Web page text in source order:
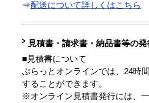
⇒配送について詳しくはこちら
見積書・請求書・納品書等の
■見積書について
ぷらっとオンラインでは、24時
することができます。
※オンライン見積書発行には、